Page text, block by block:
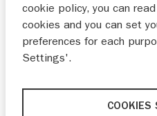
vanaf€
cookie policy, you can
cookies and you can set
preferences for each
Settings'.
COOKIES